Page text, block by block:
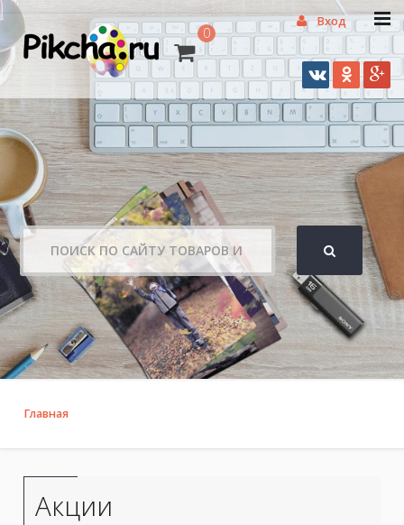
0
Главная
Акции
Вход